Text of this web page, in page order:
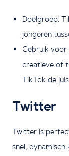
Doelgroep:
jongeren
Gebruik voor
creatieve of
TikTok de
Twitter
Twitter is
snel,